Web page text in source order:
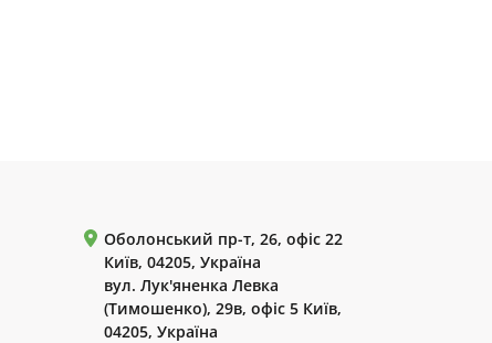
Оболонський пр-т, 26, офіс 22
Київ, 04205, Україна
вул. Лук'яненка Левка
(Тимошенко), 29в, офіс 5 Київ,
04205, Україна